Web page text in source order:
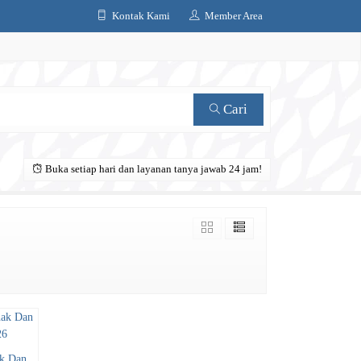
Kontak Kami Member Area
Cari
Buka setiap hari dan layanan tanya jawab 24 jam!